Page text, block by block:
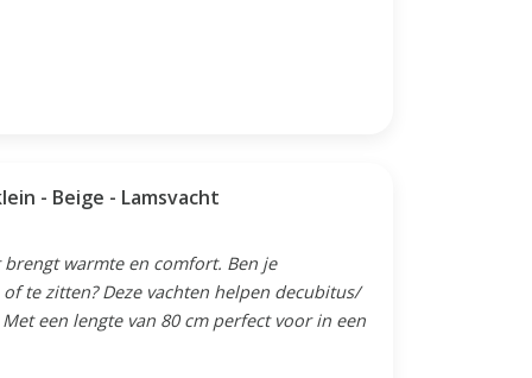
- Beige - Lamsvacht
warmte en comfort. Ben je
te zitten? Deze vachten helpen decubitus/
een lengte van 80 cm perfect voor in een